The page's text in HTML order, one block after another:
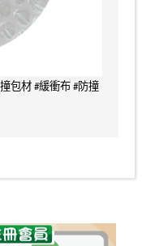
包材 #緩衝布 #防撞